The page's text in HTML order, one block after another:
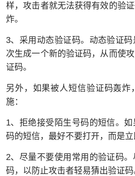
样，攻击者就无法获得有效的验
炸。
3、采用动态验证码。动态验证
次生成一个新的验证码，从而使
证码。
另外，如果被人短信验证码轰炸
施：
1、拒绝接受陌生号码的短信。
码的短信，最好不要打开，而是立
2、尽量不要使用常用的验证码
码，以防止攻击者轻易猜出验证码